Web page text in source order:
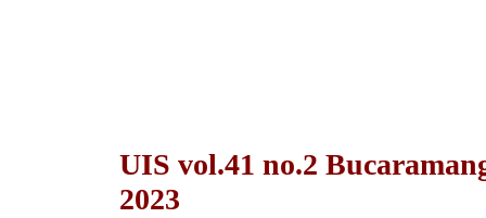
UIS vol.41 no.2
2023